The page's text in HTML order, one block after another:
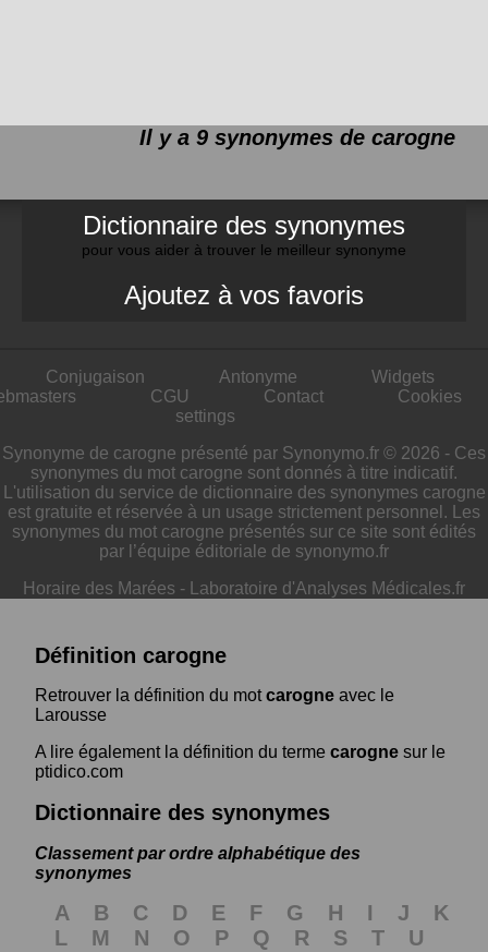
Il y a 9 synonymes de carogne
Dictionnaire des synonymes
pour vous aider à trouver le meilleur synonyme
Ajoutez à vos favoris
Conjugaison Antonyme
Widgets
CGU Contact
Cookies
settings
Synonyme de carogne présenté par Synonymo.fr © 2026 - Ces
synonymes du mot carogne sont donnés à titre indicatif.
L'utilisation du service de dictionnaire des synonymes carogne
est gratuite et réservée à un usage strictement personnel. Les
synonymes du mot carogne présentés sur ce site sont édités
par l’équipe éditoriale de synonymo.fr
Horaire des Marées - Laboratoire d'Analyses Médicales.fr
Définition carogne
Retrouver la définition du motcarogne avec le
Larousse
A lire également la définition du terme carogne sur le
ptidico.com
Dictionnaire des synonymes
Classement par ordre alphabétique des
synonymes
A B C D E F G H I J
K
L
M N O P Q R S T
U